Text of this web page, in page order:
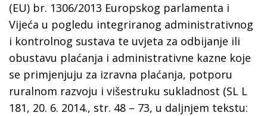
(EU) br. 1306/2013 Europskog parlamenta i
Vijeća u pogledu integriranog administrativnog
i kontrolnog sustava te uvjeta za odbijanje ili
obustavu plaćanja i administrativne kazne koje
se primjenjuju za izravna plaćanja, potporu
ruralnom razvoju i višestruku sukladnost (SL L
181, 20. 6. 2014., str. 48 – 73, u daljnjem tekstu: